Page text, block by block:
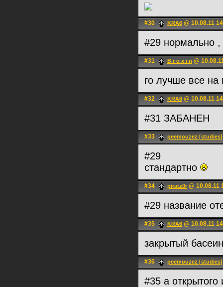
#30 KRA6 @ 10.08.11
#29 нормально ,
#31 B r o x i n @
го лучше все на
#32 KRA6 @ 10.08.11
#31 ЗАБАНЕН
#33 peemouzez [studies]
#29
стандартно
#34 piratz0r @ 10.08.11
#29 название
#35 KRA6 @ 10.08.11
закрытый
#36 peemouzez [studies]
#35 а